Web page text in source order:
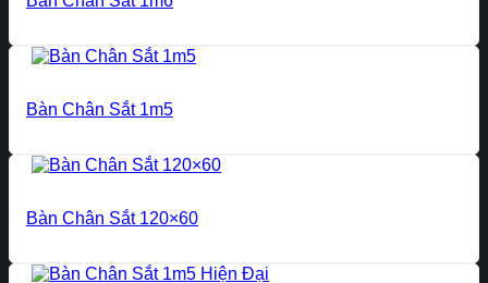
Bàn Chân Sắt 1m5
Bàn Chân Sắt 120×60